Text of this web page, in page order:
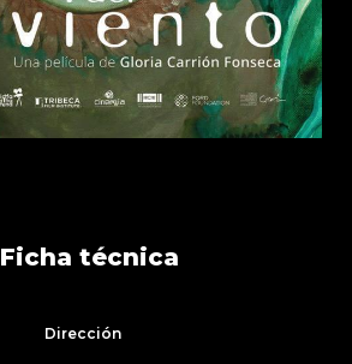
Ficha técnica
Dirección